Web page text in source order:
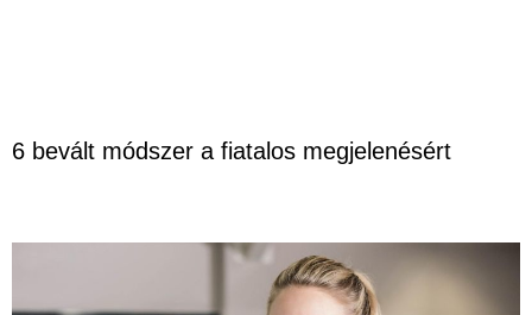
6 bevált módszer a fiatalos megjelenésért